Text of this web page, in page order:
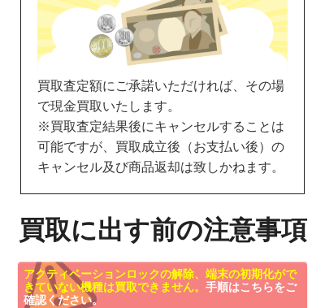
買取査定額にご承諾いただければ、その場
で現金買取いたします。
※買取査定結果後にキャンセルすることは
可能ですが、買取成立後（お支払い後）の
キャンセル及び商品返却は致しかねます。
買取に出す前の注意事項
アクティベーションロックの解除、端末の初期化がで
きていない機種は買取できません。 手順はこちらをご
確認ください。